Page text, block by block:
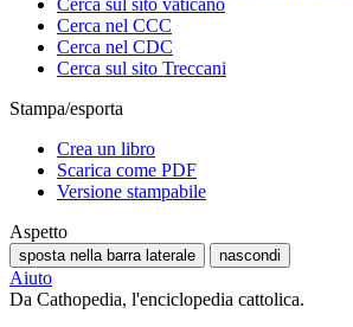
Cerca sul sito vaticano
Cerca nel CCC
Cerca nel CDC
Cerca sul sito Treccani
Stampa/esporta
Crea un libro
Scarica come PDF
Versione stampabile
Aspetto
sposta nella barra laterale nascondi
Aiuto
Da Cathopedia, l'enciclopedia cattolica.